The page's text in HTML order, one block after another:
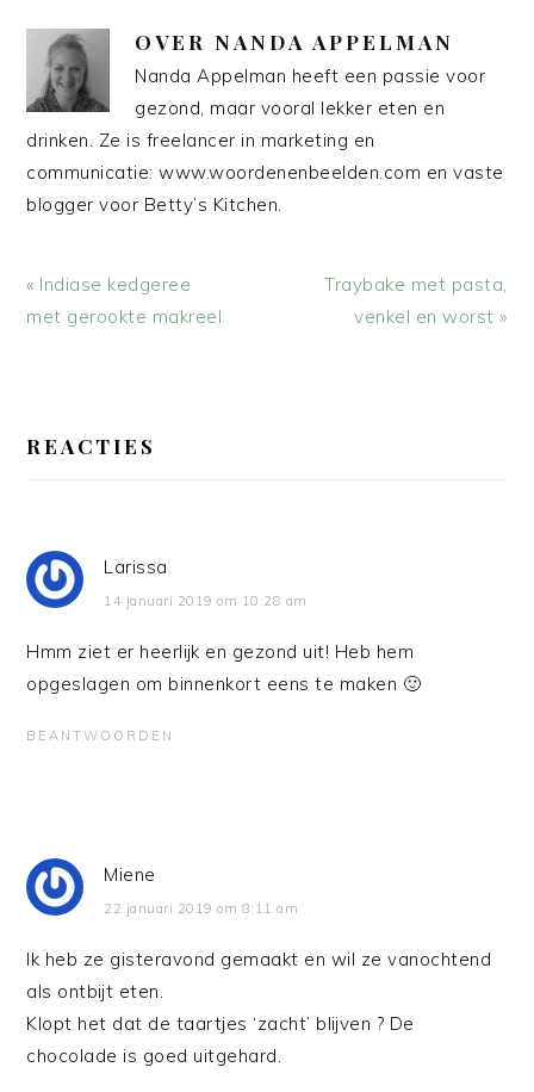
OVER NANDA APPELMAN
Nanda Appelman heeft een passie voor
gezond, maar vooral lekker eten en
drinken. Ze is freelancer in marketing en
communicatie: www.woordenenbeelden.com en vaste
blogger voor Betty’s Kitchen.
Vorig
bericht:
« Indiase kedgeree
met gerookte makreel
Volgend
bericht:
Traybake met pasta,
venkel en worst »
INTERACTIES
REACTIES
Larissa
14 januari 2019 om 10:28 am
Hmm ziet er heerlijk en gezond uit! Heb hem
opgeslagen om binnenkort eens te maken 🙂
BEANTWOORDEN
Miene
22 januari 2019 om 8:11 am
Ik heb ze gisteravond gemaakt en wil ze vanochtend
als ontbijt eten.
Klopt het dat de taartjes ‘zacht’ blijven ? De
chocolade is goed uitgehard.